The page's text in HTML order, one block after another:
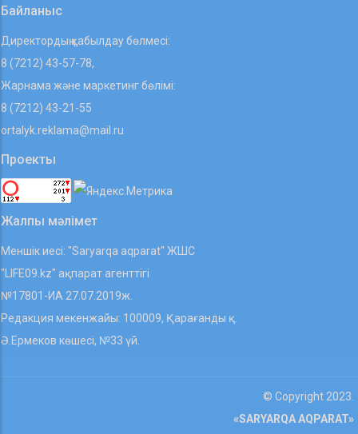
Байланыс
Директордың қабылдау бөлмесі:
8 (7212) 43-57-78,
Жарнама және маркетинг бөлімі:
8 (7212) 43-21-55
ortalyk.reklama@mail.ru
Проекты
Жалпы мәлімет
Меншік иесі: "Saryarqa aqparat" ЖШС
"LIFE09.kz" ақпарат агенттігі
№17801-ИА 27.07.2019ж.
Редакция мекенжайы: 100009, Қарағанды қ.
Ә.Ермеков көшесі, №33 үй.
© Copyright 2023.
«SARYARQA AQPARAT»